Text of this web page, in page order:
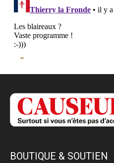
BOUTIQUE & SOUTIEN